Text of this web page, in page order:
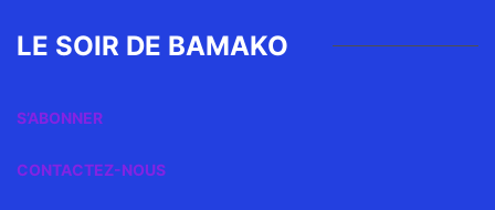
LE SOIR DE BAMAKO
S’ABONNER
CONTACTEZ-NOUS